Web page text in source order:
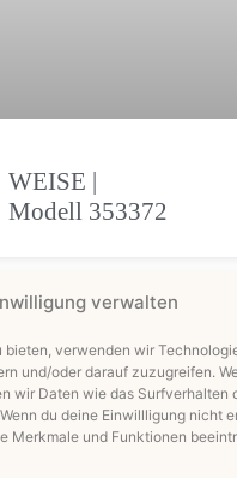
verwalten
bieten, verwenden wir
und/oder darauf zuzugreifen.
wir Daten wie das Surfverhalten
du deine Einwillligung nicht
Merkmale und Funktionen
WEISE |
Modell 353372